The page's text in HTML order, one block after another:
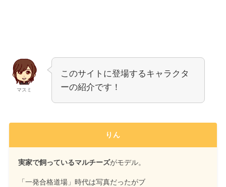
マスミ
このサイトに登場するキャラクタ
ーの紹介です！
りん
実家で飼っているマルチーズがモデル。
「一発合格道場」時代は写真だったがブ